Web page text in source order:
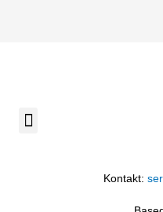
Menü
Kontakt: